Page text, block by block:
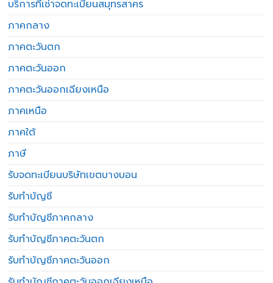
บริการที่เช่าจดทะเบียนสมุทรสาคร
ภาคกลาง
ภาคตะวันตก
ภาคตะวันออก
ภาคตะวันออกเฉียงเหนือ
ภาคเหนือ
ภาคใต้
ภาษี
รับจดทะเบียนบริษัทเขตบางบอน
รับทำบัญชี
รับทำบัญชีภาคกลาง
รับทำบัญชีภาคตะวันตก
รับทำบัญชีภาคตะวันออก